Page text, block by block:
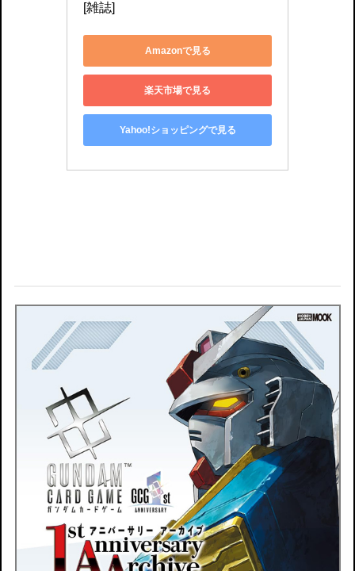
[雑誌]
Amazonで見る
楽天市場で見る
Yahoo!ショッピングで見る